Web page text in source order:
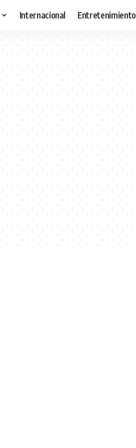
Internacional Entretenimiento